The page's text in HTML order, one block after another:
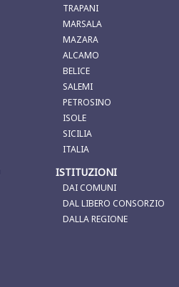
TRAPANI
MARSALA
MAZARA
ALCAMO
BELICE
SALEMI
PETROSINO
ISOLE
SICILIA
ITALIA
ISTITUZIONI
DAI COMUNI
DAL LIBERO CONSORZIO
DALLA REGIONE